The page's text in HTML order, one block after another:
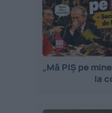
„Mă PIȘ pe
la